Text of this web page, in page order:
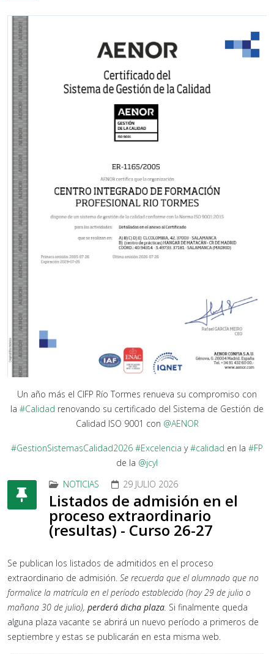
Un año más el CIFP Río Tormes renueva su compromiso con
la #Calidad renovando su certificado del Sistema de Gestión de
Calidad ISO 9001 con @AENOR
#GestionSistemasCalidad2026 #Excelencia y#calidad en la #FP
de la @jcyl
NOTICIAS
29 JULIO 2026
Listados de admisión en el
proceso extraordinario
(resultas) - Curso 26-27
Se publican los listados de admitidos en el proceso
extraordinario de admisión. Se recuerda que el alumnado que no
formalice la matrícula en el período establecido (hoy 29 de julio o
mañana 30 de julio), perderá dicha plaza. Si finalmente queda
alguna plaza vacante se abrirá un nuevo período a primeros de
septiembre y estas se publicarán en esta misma web.